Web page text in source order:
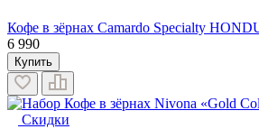
Кофе в зёрнах Camardo Specialty
6 990
Купить
Скидки